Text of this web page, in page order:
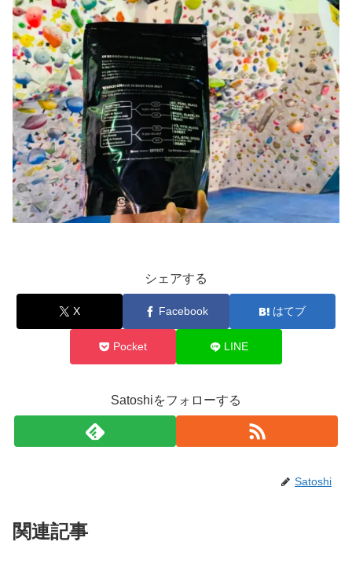
シェアする
X Facebook はてブ
Pocket LINE
Satoshiをフォローする
Satoshi
関連記事